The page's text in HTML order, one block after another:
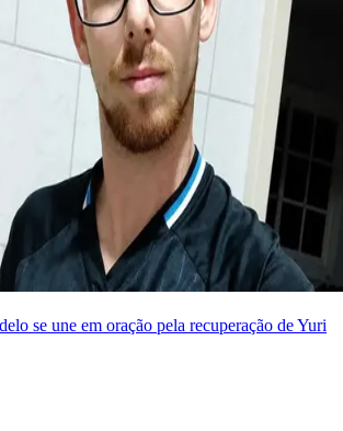
se une em oração pela recuperação de Yuri